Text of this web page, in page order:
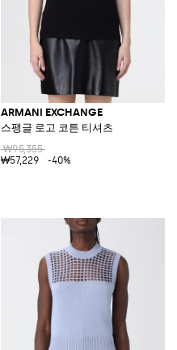
ARMANI EXCHANGE
스팽글 로고 코튼 티셔츠
₩95,355
₩57,229
-40%